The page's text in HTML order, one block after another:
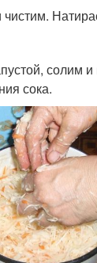
солим
сока.